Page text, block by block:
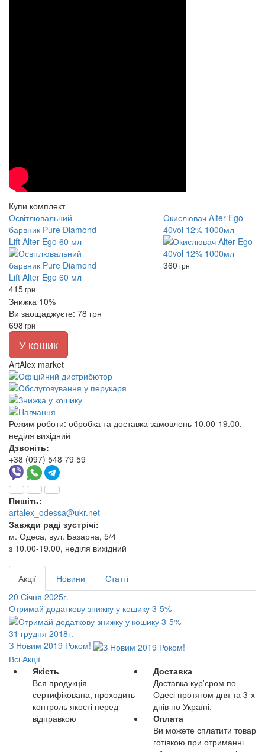
Купи комплект
Освітлювальний
барвник Pure Diamond
Lift Alter Ego 60 мл
415грн
Окислювач Alter Ego
40vol 12% 1000мл
360 грн
Знижка 10%
Ви заощаджуєте: 78 грн
698 грн
У кошик
ArtAlex market
Режим роботи: обробка та доставка замовлень 10.00-19.00,
неділя вихідний
Дзвоніть:
+38 (097) 548 79 59
Пишіть:
artalex_odessa@ukr.net
Завжди раді зустрічі:
м. Одеса, вул. Базарна, 5/4
з 10.00-19.00, неділя вихідний
Акції Новини
Статті
20 Січня 2025г.
Отримай додаткову знижку у кошику 3-5%
31 грудня 2018г.
З Новим 2019 Роком!
Всі Акції
Якість
Вся продукція
сертифікована, проходить
контроль якості перед
відправкою
Доставка
Доставка кур'єром по
Одесі протягом дня та 3-х
днів по Україні.
Оплата
Ви можете сплатити товар
готівкою при отриманні